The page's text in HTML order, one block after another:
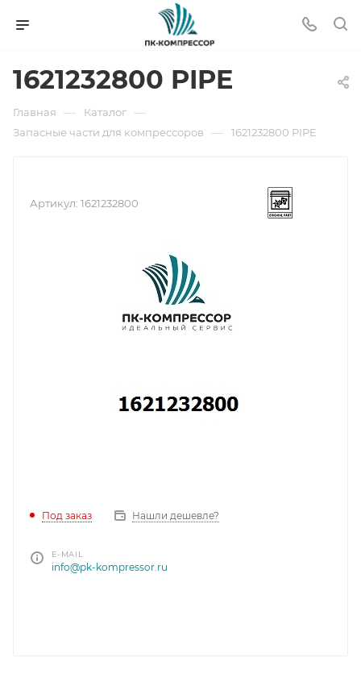
1621232800 PIPE
Главная — Каталог —
Запасные части для компрессоров — 1621232800 PIPE
Артикул: 1621232800
Под заказ Нашли дешевле?
E-MAIL
info@pk-kompressor.ru